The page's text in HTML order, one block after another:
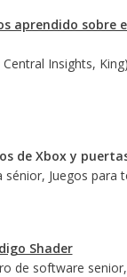
aprendido sobre
Central Insights,
de Xbox y
sénior, Juegos
Shader
de software